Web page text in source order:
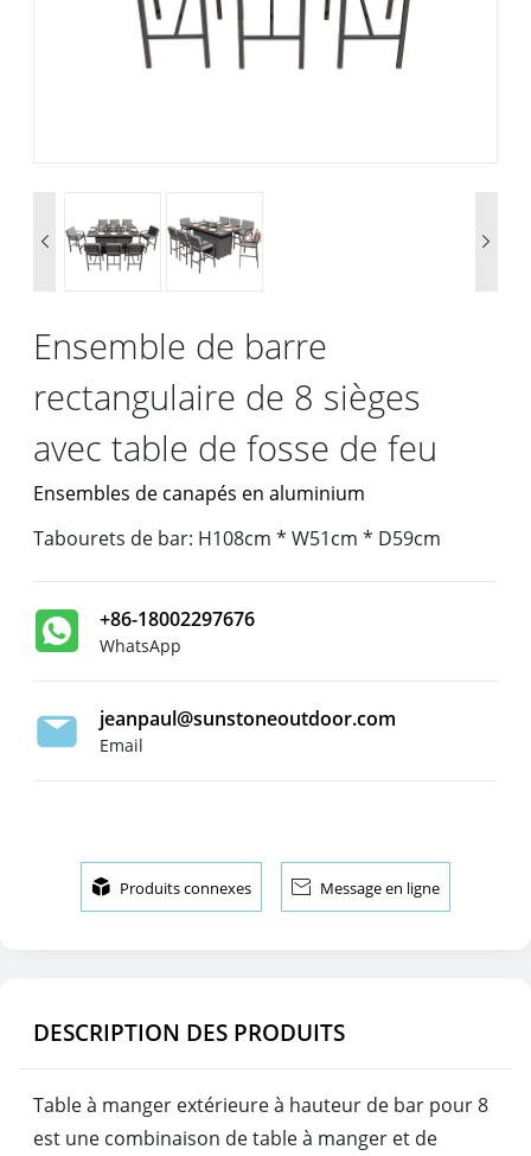
 
Ensemble de barre
rectangulaire de 8 sièges
avec table de fosse de feu
Ensembles de canapés en aluminium
Tabourets de bar: H108cm * W51cm * D59cm
+86-18002297676
WhatsApp
jeanpaul@sunstoneoutdoor.com
Email
 Produits connexes  Message en ligne
DESCRIPTION DES PRODUITS
Table à manger extérieure à hauteur de bar pour 8
est une combinaison de table à manger et de